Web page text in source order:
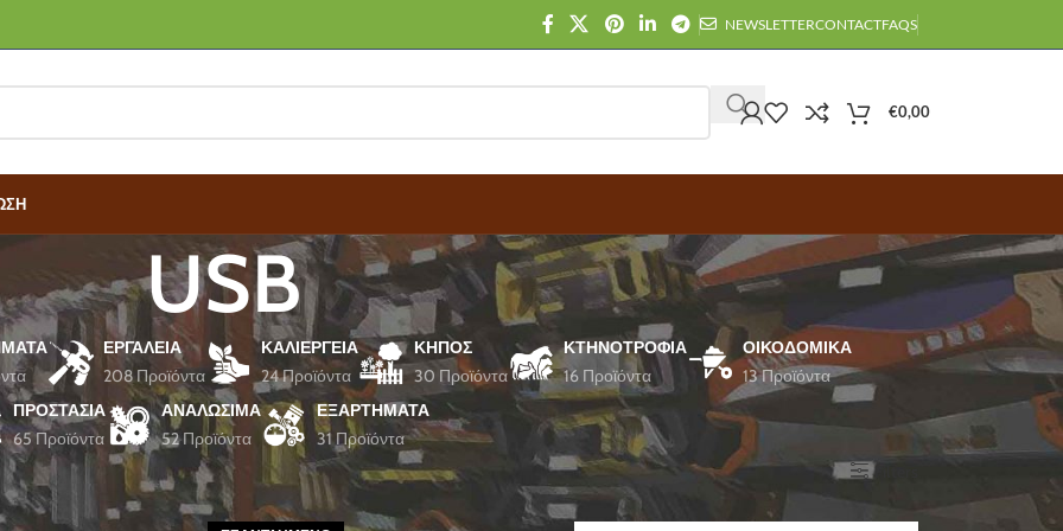
NEWSLETTERCONTACTFAQS
€0,00
USB
ΕΡΓΑΛΕΊΑ
208 Προϊόντα
ΚΑΛΙΈΡΓΕΙΑ
24 Προϊόντα
ΚΉΠΟΣ
30 Προϊόντα
ΚΤΗΝΟΤΡΟΦΊΑ
16 Προϊόντα
ΟΙΚΟΔΟΜΙΚΆ
13 Προϊόντα
ΠΡΟΣΤΑΣΊΑ
65 Προϊόντα
ΑΝΑΛΏΣΙΜΑ
52 Προϊόντα
ΕΞΑΡΤΉΜΑΤΑ
31 Προϊόντα
με ετικέτα “USB” Εμφάνιση 24 36 Filters